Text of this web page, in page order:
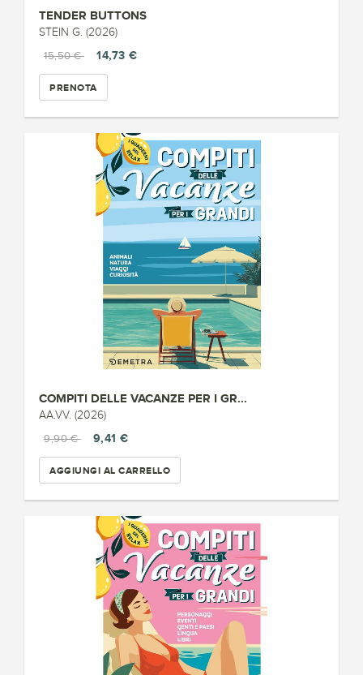
TENDER BUTTONS
STEIN G. (2026)
15,50 €
14,73 €
PRENOTA
COMPITI DELLE VACANZE PER I GR...
AA.VV. (2026)
9,90 €
9,41 €
AGGIUNGI AL CARRELLO